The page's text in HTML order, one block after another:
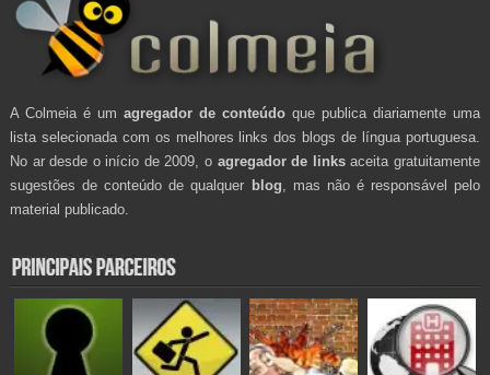
A Colmeia é um agregador de conteúdo que publica diariamente uma
lista selecionada com os melhores links dos blogs de língua portuguesa.
No ar desde o início de 2009, o agregador de linksaceita gratuitamente
sugestões de conteúdo de qualquer blog , mas não é responsável pelo
material publicado.